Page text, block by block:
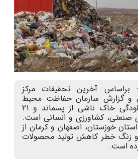
براساس آخرین تحقیقات مرکز
گزارش سازمان حفاظت محیط
زیست، ۶۰ درصد آلودگی خاک ناشی از پسماند و ۲۱
صنعتی، کشاورزی و انسانی است.
خوزستان، اصفهان و کرمان از
و زنگ خطر کاهش تولید محصولات
است.